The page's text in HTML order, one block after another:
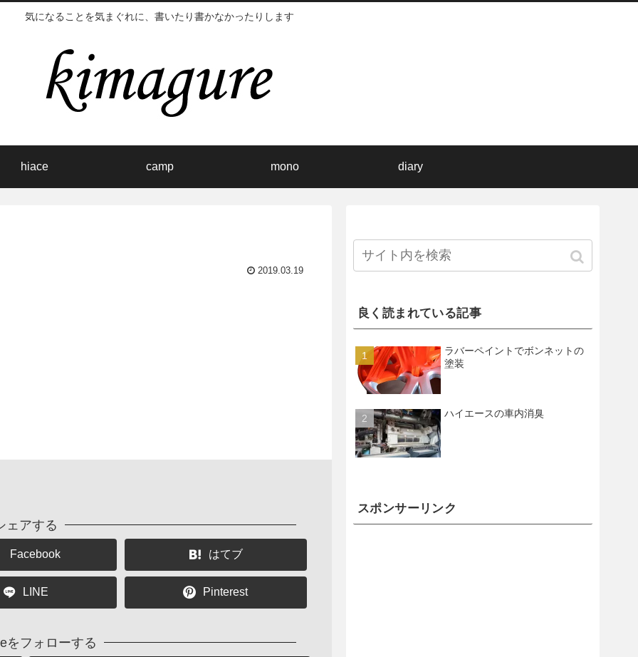
気になることを気まぐれに、書いたり書かなかったりします
hiace camp mono diary
2019.03.19
ェアする
Facebook はてブ
LINE Pinterest
をフォローする
良く読まれている記事
ラバーペイントでボンネットの
塗装
ハイエースの車内消臭
スポンサーリンク